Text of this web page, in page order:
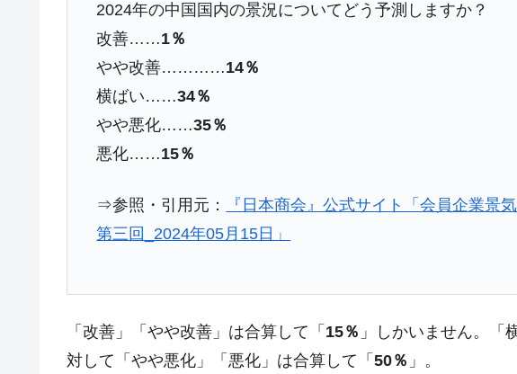
韓国鉄鋼最大手『POSCO』ズブズブ沈む。営業利益80.2
『Money1』
米国下院「韓国の公務員個人をターゲットにぶん殴る法
する差別。許してはおかぬ
『Money1』 韓国半導体『SKハイニックス』2026年2Qの業績「史上
『Money1』
【速報】韓国株式市場の暴落・本日07月29日(水)もサイ
発動！
Fact1 日本の誇る海洋資源調査船『白嶺』は先進技術の塊！
Fact1 夏の甲子園、優勝校を最も多く輩出している都道府県とは？
Fact1 今話題の「楽天ライオンズ」とは？
2024年の中国国内の景況についてどう予測しますか？
改善……1％
やや改善…………14％
横ばい……34％
やや悪化……35％
悪化……15％
⇒参照・引用元：
『日本商会』公式サイト「会員企業景
第三回_2024年05月15日」
「改善」「やや改善」は合算して「 15％ 」しかいません。「
対して「やや悪化」「悪化」は合算して「 50％ 」。